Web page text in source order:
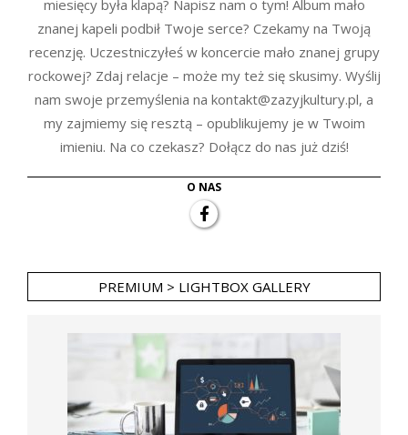
miesięcy była klapą? Napisz nam o tym! Album mało
znanej kapeli podbił Twoje serce? Czekamy na Twoją
recenzję. Uczestniczyłeś w koncercie mało znanej grupy
rockowej? Zdaj relacje – może my też się skusimy. Wyślij
nam swoje przemyślenia na kontakt@zazyjkultury.pl, a
my zajmiemy się resztą – opublikujemy je w Twoim
imieniu. Na co czekasz? Dołącz do nas już dziś!
O NAS
PREMIUM > LIGHTBOX GALLERY